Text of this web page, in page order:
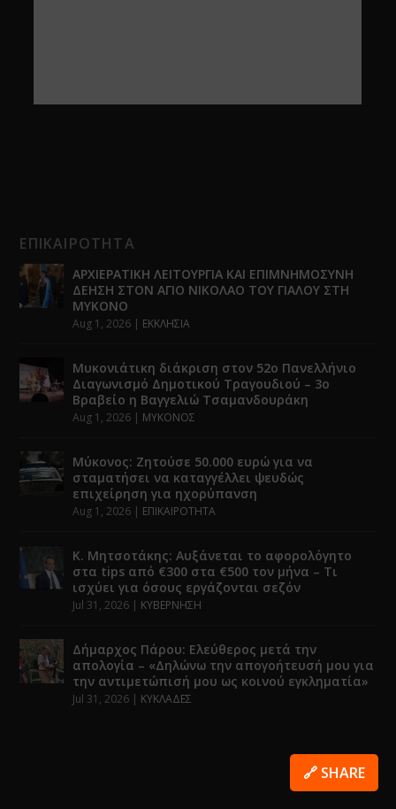
ΕΠΙΚΑΙΡΟΤΗΤΑ
ΑΡΧΙΕΡΑΤΙΚΗ ΛΕΙΤΟΥΡΓΙΑ ΚΑΙ ΕΠΙΜΝΗΜΟΣΥΝΗ
ΔΕΗΣΗ ΣΤΟΝ ΑΓΙΟ ΝΙΚΟΛΑΟ ΤΟΥ ΓΙΑΛΟΥ ΣΤΗ
ΜΥΚΟΝΟ
Aug 1, 2026 | ΕΚΚΛΗΣΙΑ
Μυκονιάτικη διάκριση στον 52ο Πανελλήνιο
Διαγωνισμό Δημοτικού Τραγουδιού – 3ο
Βραβείο η Βαγγελιώ Τσαμανδουράκη
Aug 1, 2026 | ΜΥΚΟΝΟΣ
Μύκονος: Ζητούσε 50.000 ευρώ για να
σταματήσει να καταγγέλλει ψευδώς
επιχείρηση για ηχορύπανση
Aug 1, 2026 | ΕΠΙΚΑΙΡΟΤΗΤΑ
Κ. Μητσοτάκης: Αυξάνεται το αφορολόγητο
στα tips από €300 στα €500 τον μήνα – Τι
ισχύει για όσους εργάζονται σεζόν
Jul 31, 2026 | ΚΥΒΕΡΝΗΣΗ
Δήμαρχος Πάρου: Ελεύθερος μετά την
απολογία – «Δηλώνω την απογοήτευσή μου για
την αντιμετώπισή μου ως κοινού εγκληματία»
Jul 31, 2026 | ΚΥΚΛΑΔΕΣ
🔗 SHARE